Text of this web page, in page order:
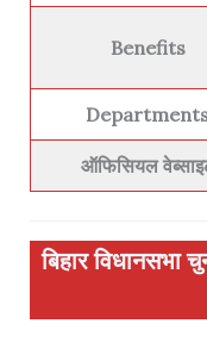
Benefits
ऑफिसियल
बिहार विधानसभा